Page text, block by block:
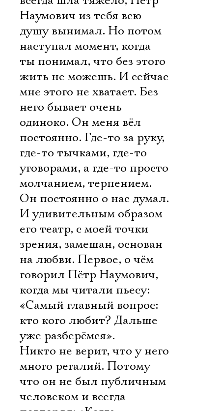
Наумович из тебя всю
душу вынимал. Но потом
наступал момент, когда
ты понимал, что без этого
жить не можешь. И сейчас
мне этого не хватает. Без
него бывает очень
одиноко. Он меня вёл
постоянно. Где-то за руку,
где-то тычками, где-то
уговорами, а где-то просто
молчанием, терпением.
Он постоянно о нас думал.
И удивительным образом
его театр, с моей точки
зрения, замешан, основан
на любви. Первое, о чём
говорил Пётр Наумович,
когда мы читали пьесу:
«Самый главный вопрос:
кто кого любит? Дальше
уже разберёмся».
Никто не верит, что у него
много регалий. Потому
что он не был публичным
человеком и всегда